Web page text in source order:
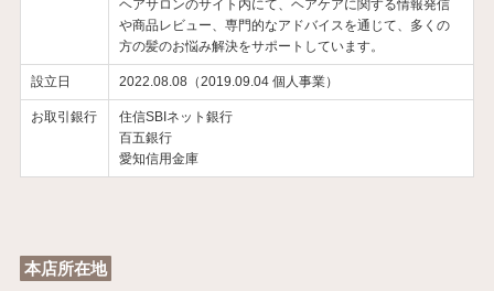
ヘアサロンのサイト内にて、ヘアケアに関する情報発信
や商品レビュー、専門的なアドバイスを通じて、多くの
方の髪のお悩み解決をサポートしています。
設立日 2022.08.08（2019.09.04 個人事業）
お取引銀行
住信SBIネット銀行
百五銀行
愛知信用金庫
本店所在地